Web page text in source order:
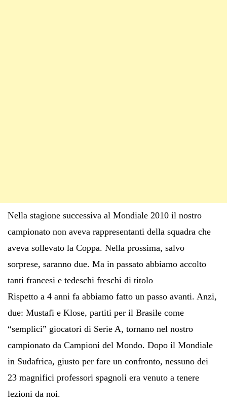
Nella stagione successiva al Mondiale 2010 il nostro
campionato non aveva rappresentanti della squadra che
aveva sollevato la Coppa. Nella prossima, salvo
sorprese, saranno due. Ma in passato abbiamo accolto
tanti francesi e tedeschi freschi di titolo
Rispetto a 4 anni fa abbiamo fatto un passo avanti. Anzi,
due: Mustafi e Klose, partiti per il Brasile come
“semplici” giocatori di Serie A, tornano nel nostro
campionato da Campioni del Mondo. Dopo il Mondiale
in Sudafrica, giusto per fare un confronto, nessuno dei
23 magnifici professori spagnoli era venuto a tenere
lezioni da noi.